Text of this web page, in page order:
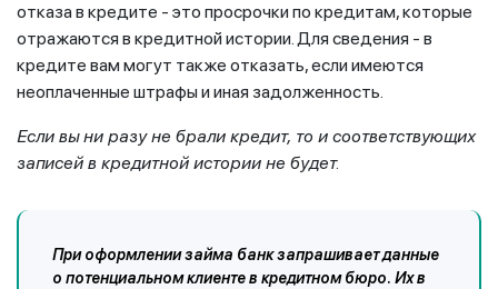
отказа в кредите - это просрочки по кредитам, которые
отражаются в кредитной истории. Для сведения - в
кредите вам могут также отказать, если имеются
неоплаченные штрафы и иная задолженность.
Если вы ни разу не брали кредит, то и соответствующих
записей в кредитной истории не будет.
При оформлении займа банк запрашивает данные
о потенциальном клиенте в кредитном бюро. Их в